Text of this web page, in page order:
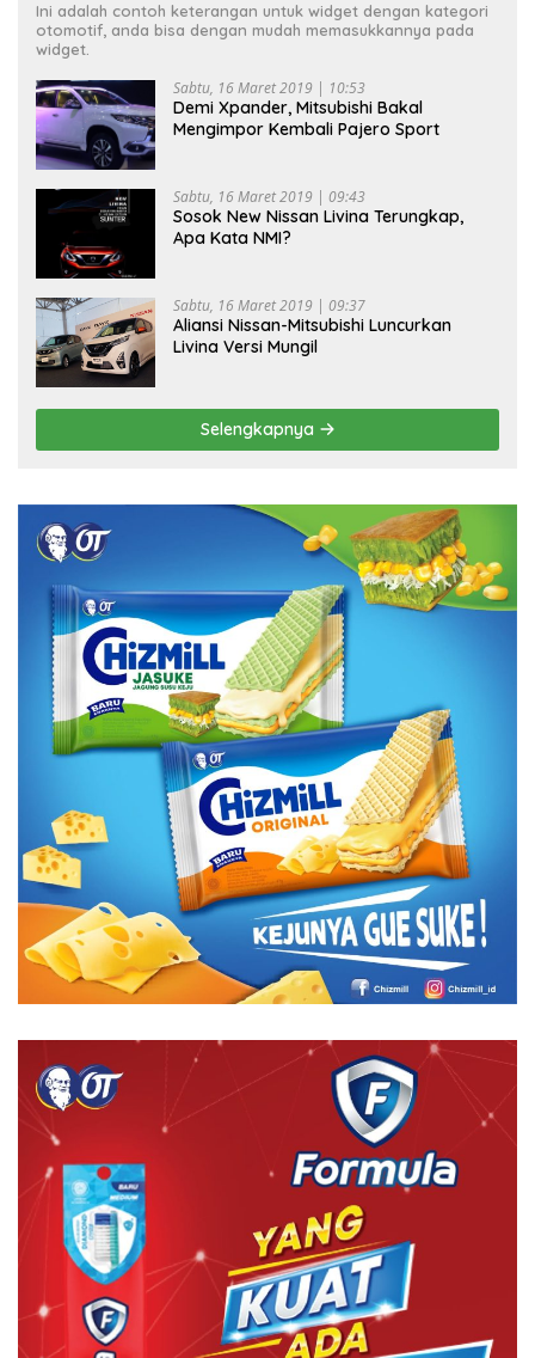
Ini adalah contoh keterangan untuk widget dengan kategori
otomotif, anda bisa dengan mudah memasukkannya pada
widget.
Sabtu, 16 Maret 2019 | 10:53
Demi Xpander, Mitsubishi Bakal
Mengimpor Kembali Pajero Sport
Sabtu, 16 Maret 2019 | 09:43
Sosok New Nissan Livina Terungkap,
Apa Kata NMI?
Sabtu, 16 Maret 2019 | 09:37
Aliansi Nissan-Mitsubishi Luncurkan
Livina Versi Mungil
Selengkapnya